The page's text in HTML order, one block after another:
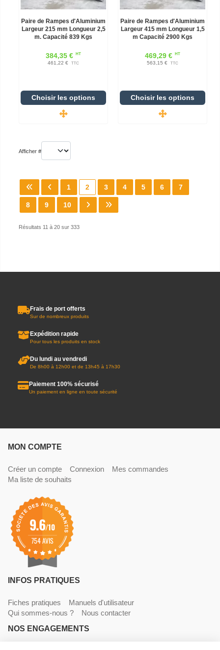
Paire de Rampes d'Aluminium
Largeur 215 mm Longueur 2,5
m. Capacité 839 Kgs
384,35 € HT
461,22 € TTC
Choisir les options
Paire de Rampes d'Aluminium
Largeur 415 mm Longueur 1,5
m Capacité 2900 Kgs
469,29 € HT
563,15 € TTC
Choisir les options
Afficher #
1 2 3 4 5 6 7
8 9 10
Résultats 11 à 20 sur 333
Frais de port offerts
Sur de nombreux produits
Expédition rapide
Pour tous les produits en stock
Du lundi au vendredi
De 8h00 à 12h00 et de 13h45 à 17h30
Paiement 100% sécurisé
Un paiement en ligne en toute sécurité
MON COMPTE
Créer un compte Connexion
Mes commandes
Ma liste de souhaits
9.6/10
754 AVIS
INFOS PRATIQUES
Fiches pratiques
Manuels d'utilisateur
Qui sommes-nous ?
Nous contacter
NOS ENGAGEMENTS